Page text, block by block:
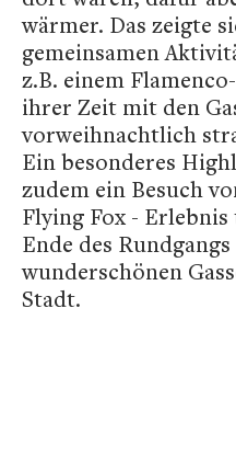
wärmer. Das zeigte
gemeinsamen
z.B. einem
ihrer Zeit mit den
vorweihnachtlich
Ein besonderes
zudem ein Besuch
Flying Fox - Erlebnis
Ende des
wunderschönen
Stadt.